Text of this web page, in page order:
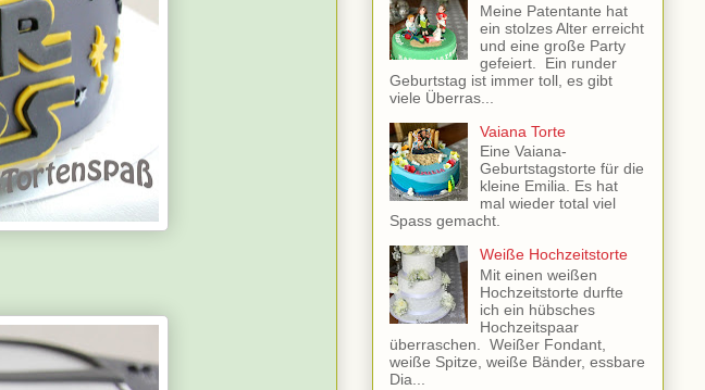
Meine Patentante hat
ein stolzes Alter erreicht
und eine große Party
gefeiert. Ein runder
Geburtstag ist immer toll, es gibt
viele Überras...
Vaiana Torte
Eine Vaiana-
Geburtstagstorte für die
kleine Emilia. Es hat
mal wieder total viel
Spass gemacht.
Weiße Hochzeitstorte
Mit einen weißen
Hochzeitstorte durfte
ich ein hübsches
Hochzeitspaar
überraschen. Weißer Fondant,
weiße Spitze, weiße Bänder, essbare
Dia...